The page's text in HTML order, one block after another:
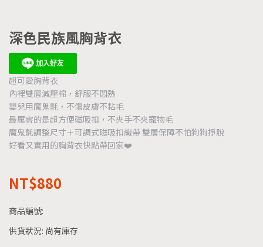
深色民族風胸背衣
超可愛胸背衣
內裡雙層減壓棉，舒服不悶熱
嬰兒用魔鬼氈，不傷皮膚不粘毛
最厲害的是超方便磁吸扣，不夾手不夾寵物毛
魔鬼氈調整尺寸＋可調式磁吸扣織帶 雙層保障不怕狗狗掙脫
好看又實用的胸背衣快點帶回家❤️
NT$880
商品編號:
供貨狀況: 尚有庫存